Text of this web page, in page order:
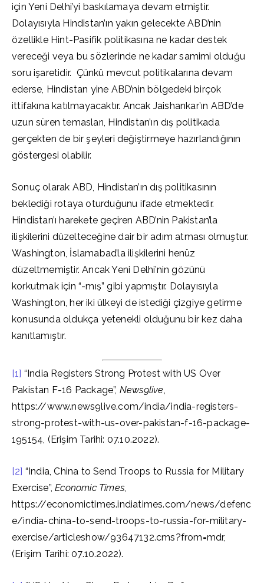
için Yeni Delhi’yi baskılamaya devam etmiştir.
Dolayısıyla Hindistan’ın yakın gelecekte ABD’nin
özellikle Hint-Pasifik politikasına ne kadar destek
vereceği veya bu sözlerinde ne kadar samimi olduğu
soru işaretidir. Çünkü mevcut politikalarına devam
ederse, Hindistan yine ABD’nin bölgedeki birçok
ittifakına katılmayacaktır. Ancak Jaishankar’ın ABD’de
uzun süren temasları, Hindistan’ın dış politikada
gerçekten de bir şeyleri değiştirmeye hazırlandığının
göstergesi olabilir.
Sonuç olarak ABD, Hindistan’ın dış politikasının
beklediği rotaya oturduğunu ifade etmektedir.
Hindistan’ı harekete geçiren ABD’nin Pakistan’la
ilişkilerini düzelteceğine dair bir adım atması olmuştur.
Washington, İslamabad’la ilişkilerini henüz
düzeltmemiştir. Ancak Yeni Delhi’nin gözünü
korkutmak için “-mış” gibi yapmıştır. Dolayısıyla
Washington, her iki ülkeyi de istediği çizgiye getirme
konusunda oldukça yetenekli olduğunu bir kez daha
kanıtlamıştır.
[1] “India Registers Strong Protest with US Over
Pakistan F-16 Package”, News9live,
https://www.news9live.com/india/india-registers-
strong-protest-with-us-over-pakistan-f-16-package-
195154, (Erişim Tarihi: 07.10.2022).
[2] “India, China to Send Troops to Russia for Military
Exercise”,Economic Times,
https://economictimes.indiatimes.com/news/defenc
e/india-china-to-send-troops-to-russia-for-military-
exercise/articleshow/93647132.cms?from=mdr,
(Erişim Tarihi: 07.10.2022).